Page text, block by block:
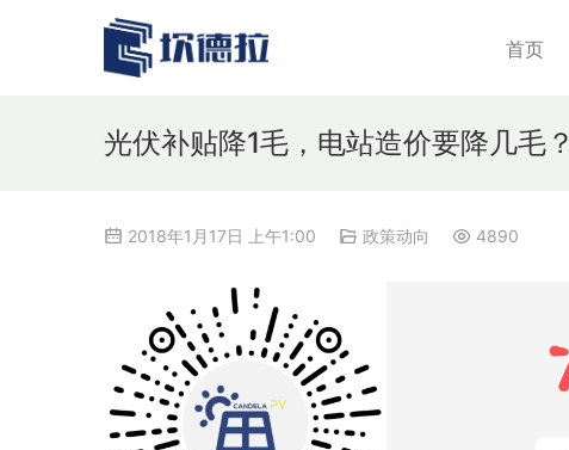
首页
光伏补贴降1毛，电站造价要降几毛？
2018年1月17日 上午1:00 政策动向 4890